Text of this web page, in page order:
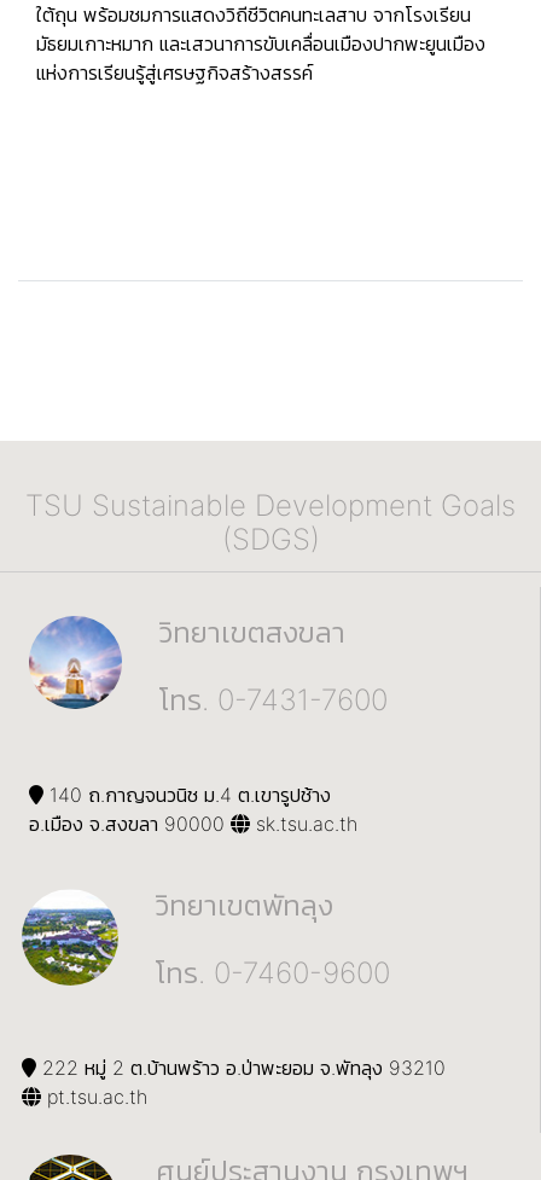
ใต้ถุน พร้อมชมการแสดงวิถีชีวิตคนทะเลสาบ จากโรงเรียน
มัธยมเกาะหมาก และเสวนาการขับเคลื่อนเมืองปากพะยูนเมือง
แห่งการเรียนรู้สู่เศรษฐกิจสร้างสรรค์
TSU Sustainable Development Goals
(SDGS)
วิทยาเขตสงขลา
โทร. 0-7431-7600
140 ถ.กาญจนวนิช ม.4 ต.เขารูปช้าง
อ.เมือง จ.สงขลา 90000
sk.tsu.ac.th
วิทยาเขตพัทลุง
โทร. 0-7460-9600
222 หมู่ 2 ต.บ้านพร้าว อ.ป่าพะยอม จ.พัทลุง 93210
pt.tsu.ac.th
ศูนย์ประสานงาน กรุงเทพฯ